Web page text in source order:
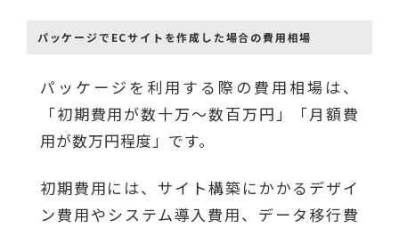
パッケージでECサイトを作成した場合の費用相場
パッケージを利用する際の費用相場は、
「初期費用が数十万〜数百万円」「月額費
用が数万円程度」です。
初期費用には、サイト構築にかかるデザイ
ン費用やシステム導入費用、データ移行費